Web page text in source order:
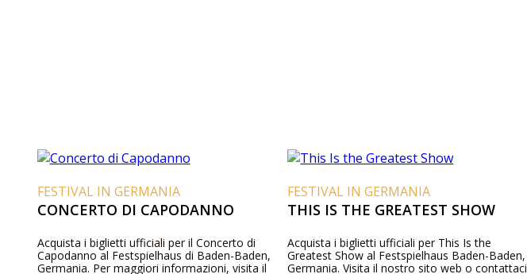
FESTIVAL IN GERMANIA
CONCERTO DI CAPODANNO
Acquista i biglietti ufficiali per il Concerto di
Capodanno al Festspielhaus di Baden-Baden,
Germania. Per maggiori informazioni, visita il
FESTIVAL IN GERMANIA
THIS IS THE GREATEST SHOW
Acquista i biglietti ufficiali per This Is the
Greatest Show al Festspielhaus Baden-Baden,
Germania. Visita il nostro sito web o contattaci